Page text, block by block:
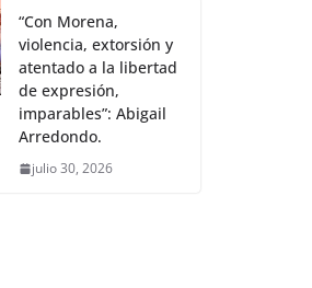
“Con Morena,
violencia, extorsión y
atentado a la libertad
de expresión,
imparables”: Abigail
Arredondo.
julio 30, 2026